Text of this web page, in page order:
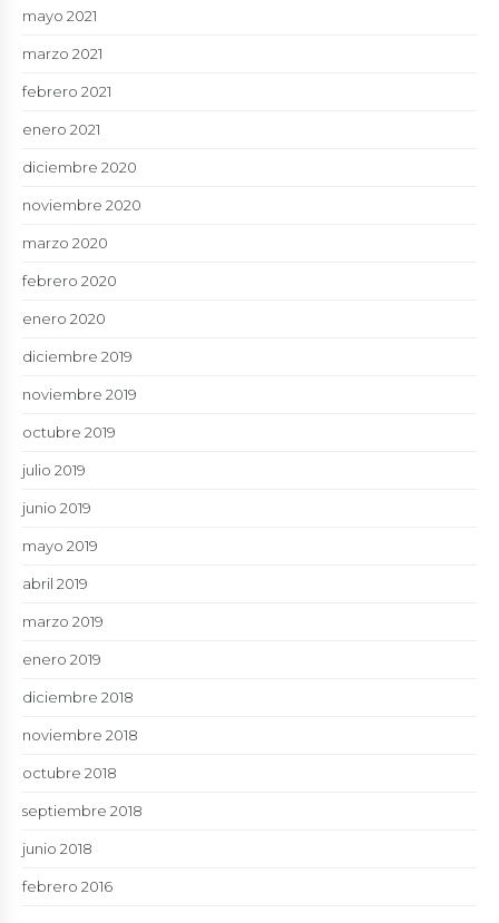
mayo 2021
marzo 2021
febrero 2021
enero 2021
diciembre 2020
noviembre 2020
marzo 2020
febrero 2020
enero 2020
diciembre 2019
noviembre 2019
octubre 2019
julio 2019
junio 2019
mayo 2019
abril 2019
marzo 2019
enero 2019
diciembre 2018
noviembre 2018
octubre 2018
septiembre 2018
junio 2018
febrero 2016